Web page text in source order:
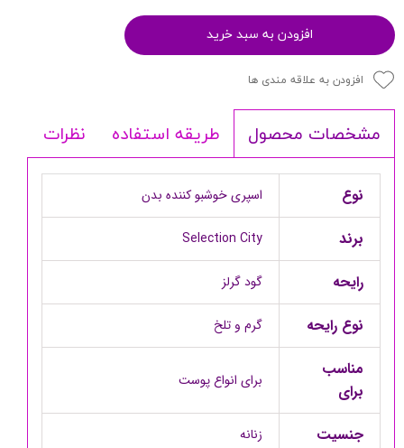
افزودن به سبد خرید
افزودن به علاقه مندی ها
مشخصات محصول طریقه استفاده نظرات
نوع اسپری خوشبو کننده بدن
برند Selection City
رایحه گود گرلز
نوع رایحه گرم و تلخ
مناسب
برای
برای انواع پوست
جنسیت زنانه